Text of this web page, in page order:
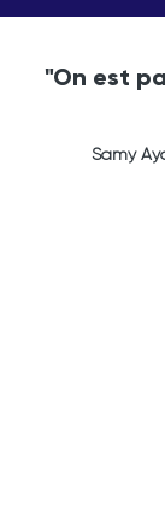
"On est
Samy